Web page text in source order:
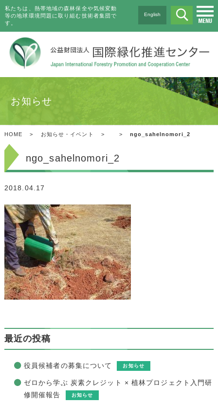
私たちは、熱帯地域の森林保全や気候変動
等の地球環境問題に取り組む技術者集団で
す。
English
お知らせ
HOME > お知らせ・イベント > > ngo_sahelnomori_2
ngo_sahelnomori_2
2018.04.17
最近の投稿
役員候補者の募集について お知らせ
ゼロから学ぶ 炭素クレジット × 植林プロジェクト入門研
修開催報告
お知らせ